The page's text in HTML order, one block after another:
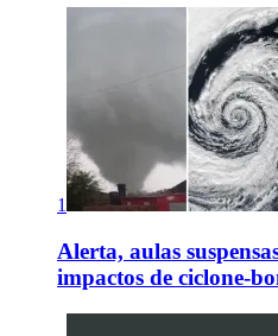
1
Alerta, aulas
impactos de ciclone-